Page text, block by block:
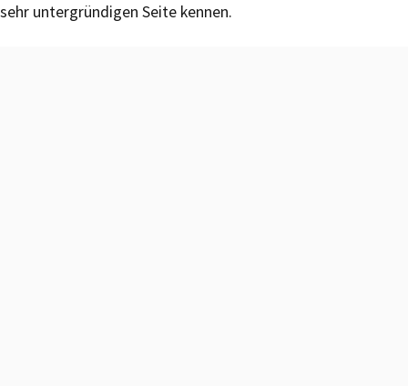
sehr untergründigen Seite kennen.